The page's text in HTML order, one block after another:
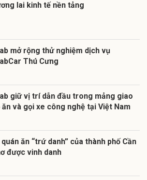
lai kinh tế nền tảng
mở rộng thử nghiệm dịch vụ
Thú Cưng
giữ vị trí dẫn đầu trong mảng giao
ăn và gọi xe công nghệ tại Việt Nam
ăn “trứ danh” của thành phố Cần
được vinh danh